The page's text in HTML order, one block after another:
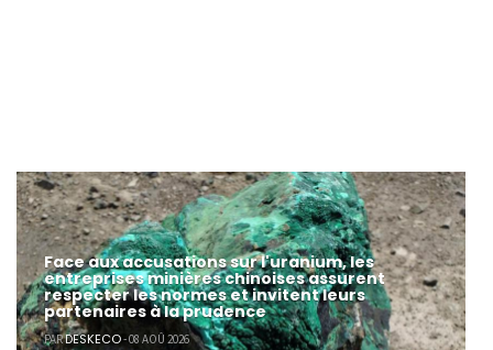
Face aux accusations sur l'uranium, les
entreprises minières chinoises assurent
respecter les normes et invitent leurs
partenaires à la prudence
PARDESKECO- 08 AOÛ 2026